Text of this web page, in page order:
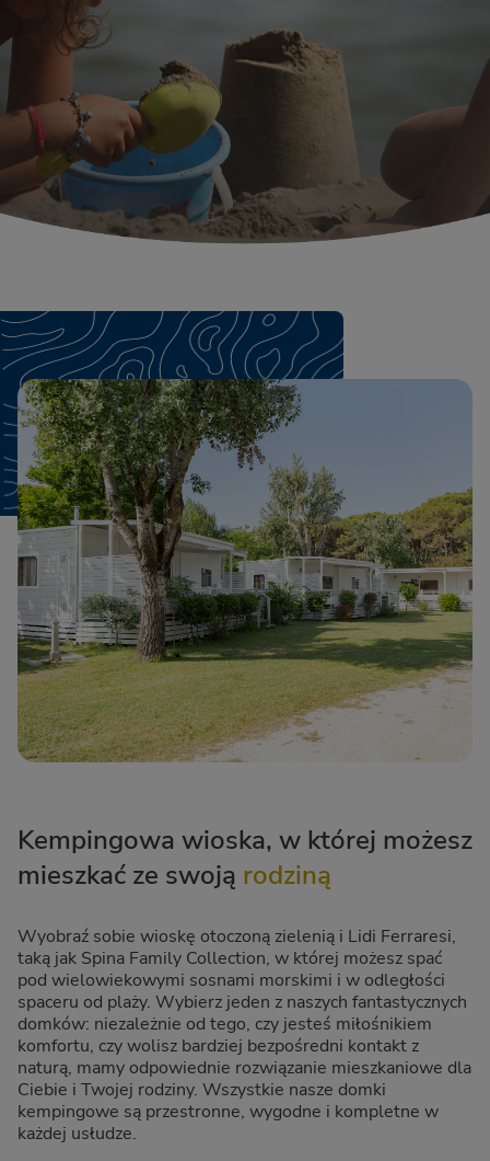
Kempingowa wioska, w której możesz
mieszkać ze swoją rodziną
Wyobraź sobie wioskę otoczoną zielenią i Lidi Ferraresi,
taką jak Spina Family Collection, w której możesz spać
pod wielowiekowymi sosnami morskimi i w odległości
spaceru od plaży. Wybierz jeden z naszych fantastycznych
domków: niezależnie od tego, czy jesteś miłośnikiem
komfortu, czy wolisz bardziej bezpośredni kontakt z
naturą, mamy odpowiednie rozwiązanie mieszkaniowe dla
Ciebie i Twojej rodziny. Wszystkie nasze domki
kempingowe są przestronne, wygodne i kompletne w
każdej usłudze.